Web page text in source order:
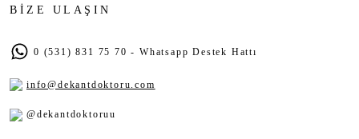
BİZE ULAŞIN
0 (531) 831 75 70 - Whatsapp Destek Hattı
info@dekantdoktoru.com
@dekantdoktoruu